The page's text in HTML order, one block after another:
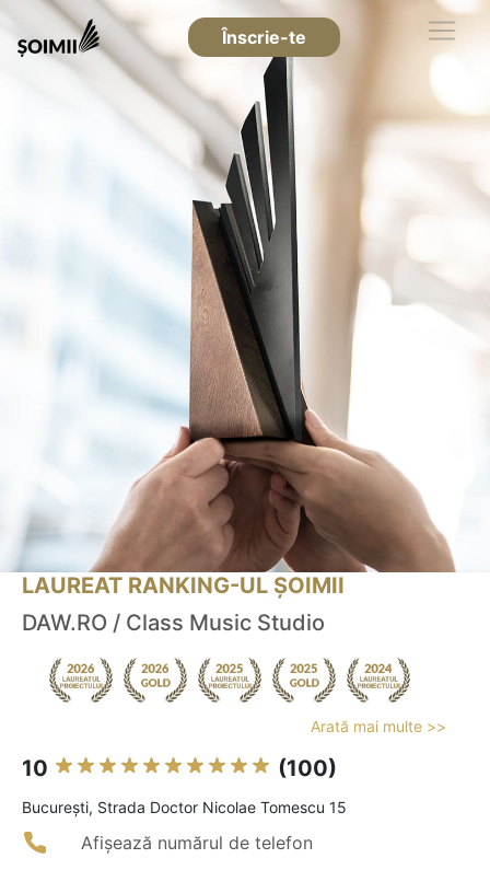
Înscrie-te
LAUREAT RANKING-UL ȘOIMII
DAW.RO / Class Music Studio
Arată mai multe >>
10 (100)
Bucureşti, Strada Doctor Nicolae Tomescu 15
Afișează numărul de telefon